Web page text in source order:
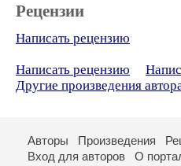
Рецензии
Написать рецензию
Написать рецензию
Другие произведения
Авторы Произведения
Вход для авторов
О